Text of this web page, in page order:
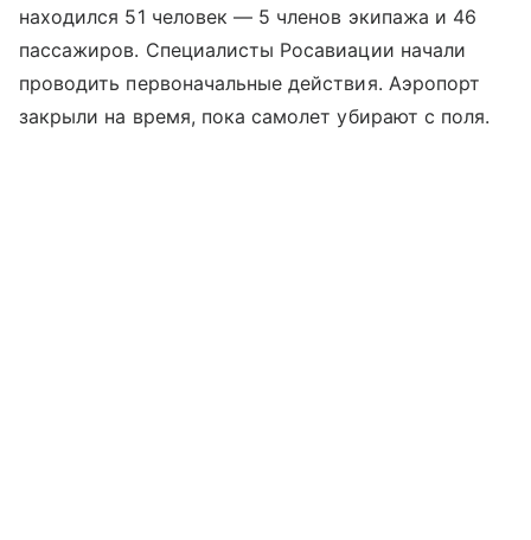
находился 51 человек — 5 членов экипажа и 46
пассажиров. Специалисты Росавиации начали
проводить первоначальные действия. Аэропорт
закрыли на время, пока самолет убирают с поля.